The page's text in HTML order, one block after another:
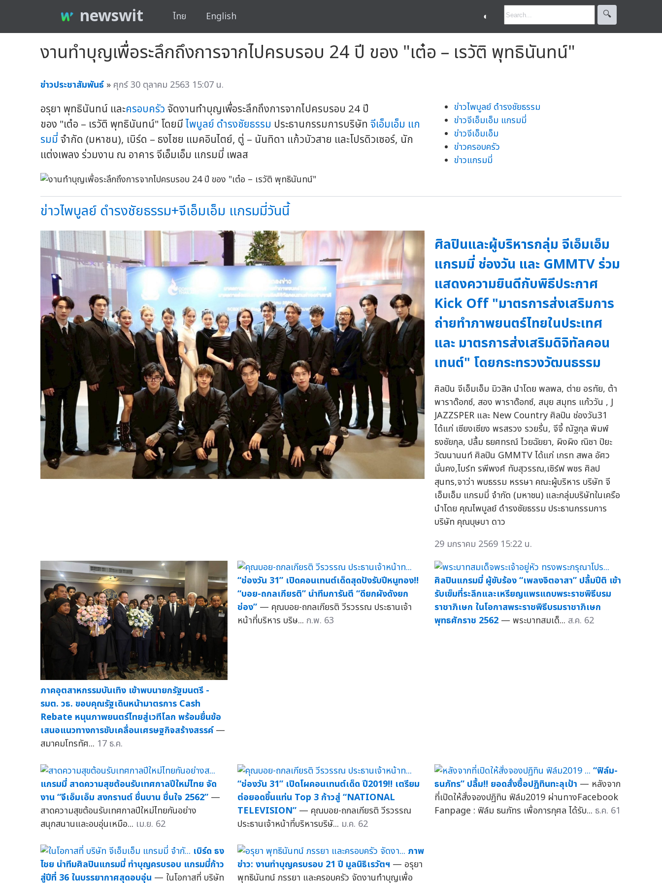
newswit ไทย English ◐ 🔍︎
งานทำบุญเพื่อระลึกถึงการจากไปครบรอบ 24 ปี ของ "เต๋อ – เรวัติ พุทธินันทน์"
ข่าวประชาสัมพันธ์ » ศุกร์ 30 ตุลาคม 2563 15:07 น.
อรุยา พุทธินันทน์ และครอบครัวจัดงานทำบุญเพื่อระลึกถึงการจากไปครบรอบ 24 ปี
ของ "เต๋อ – เรวัติ พุทธินันทน์" โดยมีไพบูลย์ ดำรงชัยธรรม ประธานกรรมการบริษัท จีเอ็มเอ็ม แก
รมมี่จำกัด (มหาชน), เบิร์ด – ธงไชย แมคอินไตย์, ตู่ – นันทิดา แก้วบัวสาย และโปรดิวเซอร์, นัก
แต่งเพลง ร่วมงาน ณ อาคาร จีเอ็มเอ็ม แกรมมี่ เพลส
ข่าวไพบูลย์ ดำรงชัยธรรม
ข่าวจีเอ็มเอ็ม แกรมมี่
ข่าวจีเอ็มเอ็ม
ข่าวครอบครัว
ข่าวแกรมมี่
ข่าวไพบูลย์ ดำรงชัยธรรม+จีเอ็มเอ็ม แกรมมี่วันนี้
ศิลปินและผู้บริหารกลุ่ม จีเอ็มเอ็ม
แกรมมี่ ช่องวัน และ GMMTV ร่วม
แสดงความยินดีกับพิธีประกาศ
Kick Off "มาตรการส่งเสริมการ
ถ่ายทำภาพยนตร์ไทยในประเทศ
และ มาตรการส่งเสริมดิจิทัลคอน
เทนต์" โดยกระทรวงวัฒนธรรม
ศิลปิน จีเอ็มเอ็ม มิวสิค นำโดย พลพล, ต่าย อรทัย, ต้า
พาราด๊อกซ์, สอง พาราด๊อกซ์, สมุย สมุทร แก้ววัน , J
JAZZSPER และ New Country ศิลปิน ช่องวัน31
ได้แก่ เซียงเซียง พรสรวง รวยรื่น, จีจี้ ณัฐกุล พิมพ์
ธงชัยกุล, ปลื้ม ธยศทรณ์ ไวยฉัยยา, ผิงผิง ณิชา ปิยะ
วัฒนานนท์ ศิลปิน GMMTV ได้แก่ เกรท สพล อัศว
มั่นคง,ไบร์ท รพีพงศ์ ทับสุวรรณ,เซิร์ฟ พชร ศิลป
สุนทร,จาว่า พบธรรม หรรษา คณะผู้บริหาร บริษัท จี
เอ็มเอ็ม แกรมมี่ จำกัด (มหาชน) และกลุ่มบริษัทในเครือ
นำโดย คุณไพบูลย์ ดำรงชัยธรรม ประธานกรรมการ
บริษัท คุณบุษบา ดาว
29 มกราคม 2569 15:22 น.
ภาคอุตสาหกรรมบันเทิง เข้าพบนายกรัฐมนตรี -
รมต. วธ. ขอบคุณรัฐเดินหน้ามาตรการ Cash
Rebate หนุนภาพยนตร์ไทยสู่เวทีโลก พร้อมยื่นข้อ
เสนอแนวทางการขับเคลื่อนเศรษฐกิจสร้างสรรค์ —
สมาคมโทรทัศ... 17 ธ.ค.
“ช่องวัน 31” เปิดคอนเทนต์เด็ดสุดปังรับปีหนูทอง!!
“บอย-ถกลเกียรติ” นำทีมการันตี “ดียกผังดังยก
ช่อง” — คุณบอย-ถกลเกียรติ วีรวรรณ ประธานเจ้า
หน้าที่บริหาร บริษ... ก.พ. 63
ศิลปินแกรมมี่ ผู้ขับร้อง “เพลงจิตอาสา” ปลื้มปีติ เข้า
รับเข็มที่ระลึกและเหรียญแพรแถบพระราชพิธีบรม
ราชาภิเษก ในโอกาสพระราชพิธีบรมราชาภิเษก
พุทธศักราช 2562 — พระบาทสมเด็... ส.ค. 62
แกรมมี่ สาดความสุขต้อนรับเทศกาลปีใหม่ไทย จัด
งาน “จีเอ็มเอ็ม สงกรานต์ ชื่นบาน ชื่นใจ 2562” —
สาดความสุขต้อนรับเทศกาลปีใหม่ไทยกันอย่าง
สนุกสนานและอบอุ่นเหมือ... เม.ย. 62
“ช่องวัน 31” เปิดโผคอนเทนต์เด็ด ปี2019!! เตรียม
ต่อยอดขึ้นแท่น Top 3 ก้าวสู่ “NATIONAL
TELEVISION” — คุณบอย-ถกลเกียรติ วีรวรรณ
ประธานเจ้าหน้าที่บริหารบริษั... ม.ค. 62
“ฟิล์ม-
ธนภัทร” ปลื้ม!! ยอดสั่งซื้อปฏิทินทะลุเป้า — หลังจาก
ที่เปิดให้สั่งจองปฏิทิน ฟิล์ม2019 ผ่านทางFacebook
Fanpage : ฟิล์ม ธนภัทร เพื่อการกุศล ได้รับ... ธ.ค. 61
เบิร์ด ธง
ไชย นำทีมศิลปินแกรมมี่ ทำบุญครบรอบ แกรมมี่ก้าว
สู่ปีที่ 36 ในบรรยากาศสุดอบอุ่น — ในโอกาสที่ บริษัท
ภาพ
ข่าว: งานทำบุญครบรอบ 21 ปี มูลนิธิเรวัตฯ — อรุยา
พุทธินันทน์ ภรรยา และครอบครัว จัดงานทำบุญเพื่อ